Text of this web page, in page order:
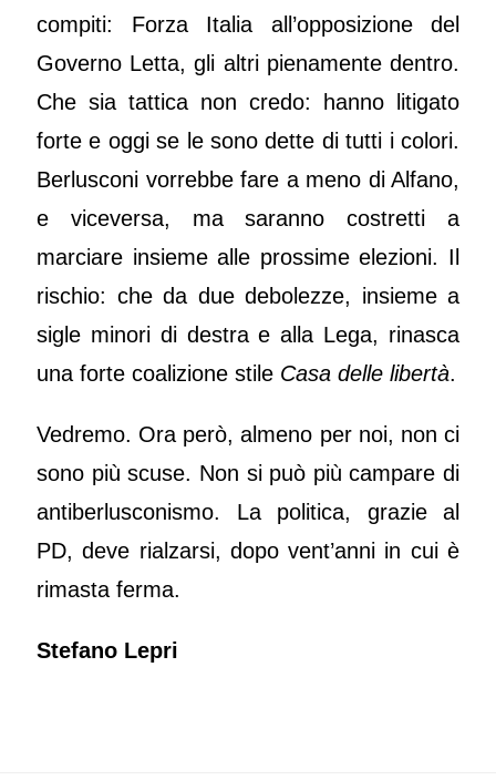
compiti: Forza Italia all’opposizione del
Governo Letta, gli altri pienamente dentro.
Che sia tattica non credo: hanno litigato
forte e oggi se le sono dette di tutti i colori.
Berlusconi vorrebbe fare a meno di Alfano,
e viceversa, ma saranno costretti a
marciare insieme alle prossime elezioni. Il
rischio: che da due debolezze, insieme a
sigle minori di destra e alla Lega, rinasca
una forte coalizione stile Casa delle libertà.
Vedremo. Ora però, almeno per noi, non ci
sono più scuse. Non si può più campare di
antiberlusconismo. La politica, grazie al
PD, deve rialzarsi, dopo vent’anni in cui è
rimasta ferma.
Stefano Lepri